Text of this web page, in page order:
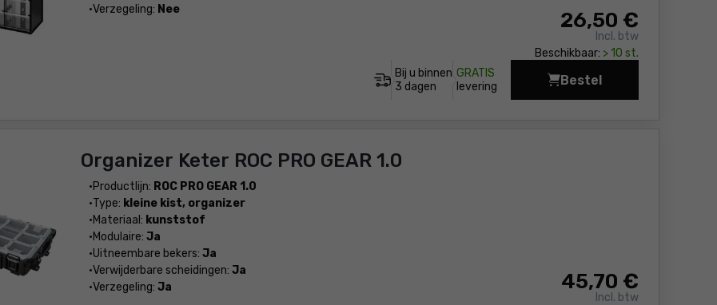
Verzegeling: Nee 26,50 €
Incl. btw
Beschikbaar: > 10 st.
Bij u binnen
3 dagen
GRATIS
levering
Bestel
Opbergkast met
Organizer Keter ROC PRO GEAR 1.0
Productlijn: ROC PRO GEAR 1.0
Type: kleine kist, organizer
Materiaal: kunststof
Modulaire: Ja
Uitneembare bekers: Ja
Verwijderbare scheidingen: Ja
Verzegeling: Ja 45,70 €
Incl. btw